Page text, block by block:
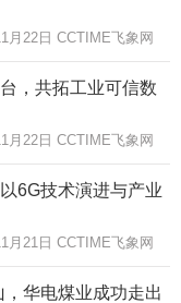
月22日 CCTIME飞象网
，共拓工业可信数
月22日 CCTIME飞象网
6G技术演进与产业
月21日 CCTIME飞象网
华电煤业成功走出